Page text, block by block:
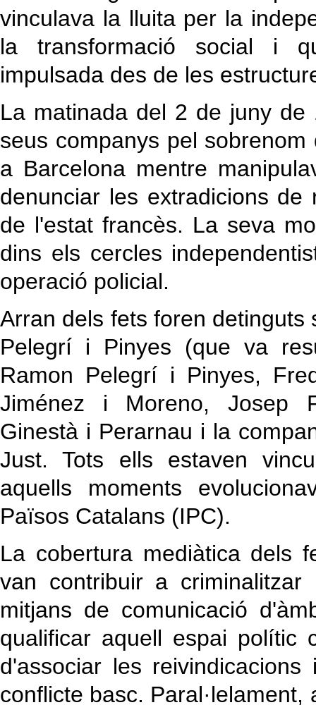
vinculava la lluita per la
la transformació social i
impulsada des de les
La matinada del 2 de juny
seus companys pel
a Barcelona mentre
denunciar les extradicions
de l'estat francès. La seva
dins els cercles
operació policial.
Arran dels fets foren
Pelegrí i Pinyes (que va
Ramon Pelegrí i Pinyes,
Jiménez i Moreno, Josep
Ginestà i Perarnau i la
Just. Tots ells estaven
aquells moments
Països Catalans (IPC).
La cobertura mediàtica dels
van contribuir a criminalitzar
mitjans de comunicació
qualificar aquell espai polític
d'associar les
conflicte basc.